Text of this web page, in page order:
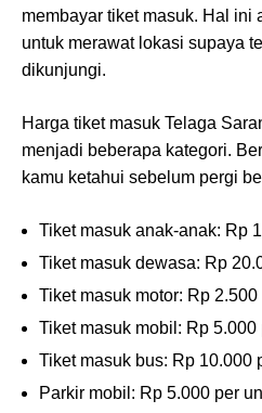
membayar tiket masuk. Hal ini
untuk merawat lokasi supaya
dikunjungi.
Harga tiket masuk Telaga
menjadi beberapa kategori.
kamu ketahui sebelum pergi
Tiket masuk anak-anak: Rp
Tiket masuk dewasa: Rp
Tiket masuk motor: Rp
Tiket masuk mobil: Rp
Tiket masuk bus: Rp 10.000
Parkir mobil: Rp 5.000 per